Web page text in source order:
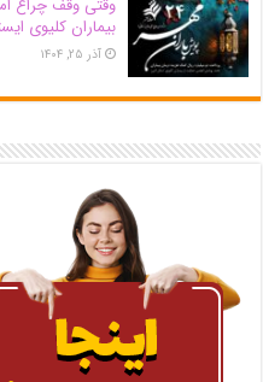
وقتی وقف چراغ
بیماران کلیوی
آذر ۲۵, ۱۴۰۴